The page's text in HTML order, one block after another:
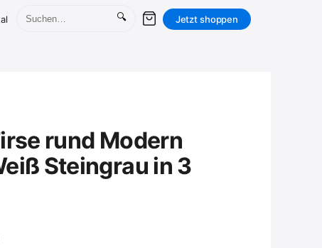
🔍 Jetzt shoppen
rund Modern
Steingrau in 3